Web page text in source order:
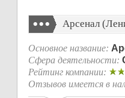
Арсенал
Основное название:
Сфера деятельности:
Рейтинг компании:
Отзывов имеется в